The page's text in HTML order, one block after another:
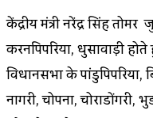
केंद्रीय मंत्री नरेंद्र सिंह
करनपिपरिया, धुसावाड़ी
विधानसभा के पांडुपिपरिया,
नागरी, चोपना,